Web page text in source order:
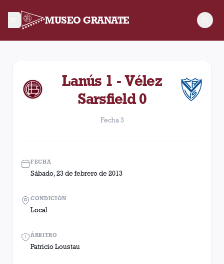
MUSEO GRANATE
Fecha 3. Partido entre Lanús y Vélez Sarsfield disputado
Lanús 1 - Vélez
Sarsfield 0
Fecha 3
FECHA
Sábado, 23 de febrero de 2013
ÁRBITRO
Patricio Loustau
CONDICIÓN
Local